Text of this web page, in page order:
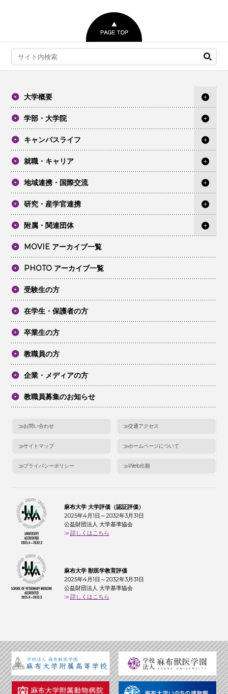
大学概要
学部・大学院
キャンパスライフ
就職・キャリア
地域連携・国際交流
研究・産学官連携
附属・関連団体
MOVIE アーカイブ一覧
PHOTO アーカイブ一覧
受験生の方
在学生・保護者の方
卒業生の方
教職員の方
企業・メディアの方
教職員募集のお知らせ
お問い合わせ 交通アクセス
サイトマップ ホームページについて
プライバシーポリシー Web出願
麻布大学 大学評価（認証評価）
2025年4月1日～2032年3月31日
公益財団法人 大学基準協会
詳しくはこちら
麻布大学 獣医学教育評価
2025年4月1日～2032年3月31日
公益財団法人 大学基準協会
詳しくはこちら